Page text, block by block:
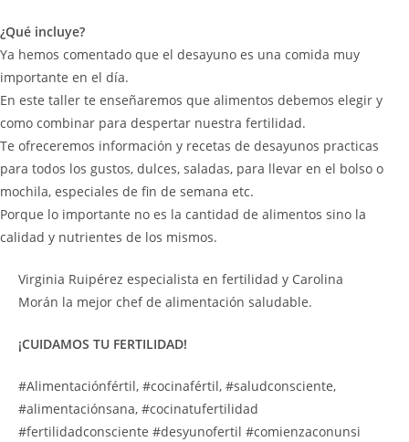
¿Qué incluye?
Ya hemos comentado que el desayuno es una comida muy
importante en el día.
En este taller te enseñaremos que alimentos debemos elegir y
como combinar para despertar nuestra fertilidad.
Te ofreceremos información y recetas de desayunos practicas
para todos los gustos, dulces, saladas, para llevar en el bolso o
mochila, especiales de fin de semana etc.
Porque lo importante no es la cantidad de alimentos sino la
calidad y nutrientes de los mismos.
Virginia Ruipérez especialista en fertilidad y Carolina
Morán la mejor chef de alimentación saludable.
¡CUIDAMOS TU FERTILIDAD!
#Alimentaciónfértil, #cocinafértil, #saludconsciente,
#alimentaciónsana, #cocinatufertilidad
#fertilidadconsciente #desyunofertil #comienzaconunsi